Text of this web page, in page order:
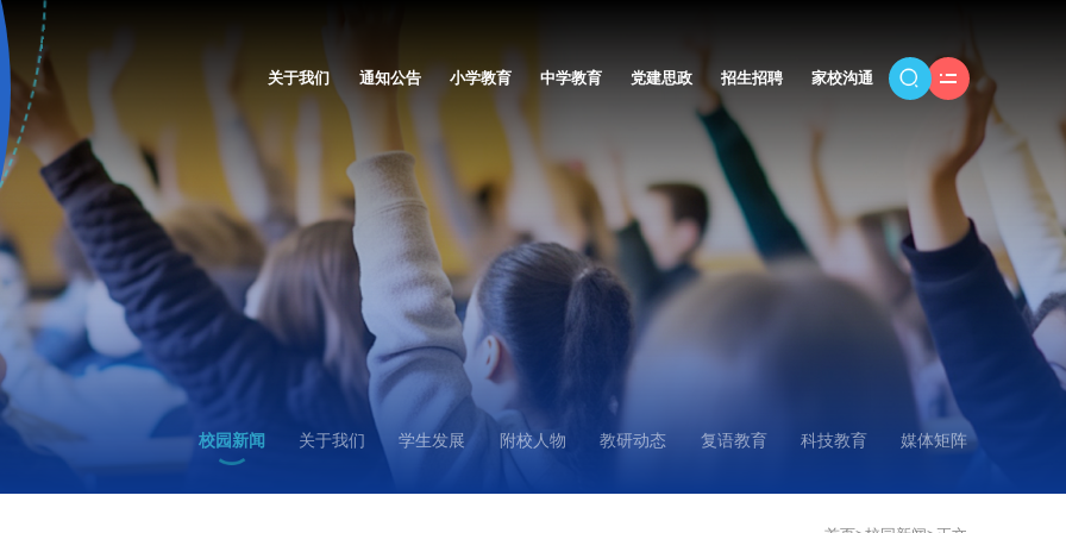
关于我们 通知公告 小学教育 中学教育 党建思政 招生招聘 家校沟通
校园新闻 关于我们 学生发展 附校人物 教研动态 复语教育 科技教育 媒体矩阵